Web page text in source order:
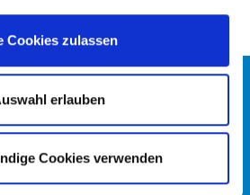
Cookies zulassen
erlauben
Cookies verwenden
DIRECTORY 2026